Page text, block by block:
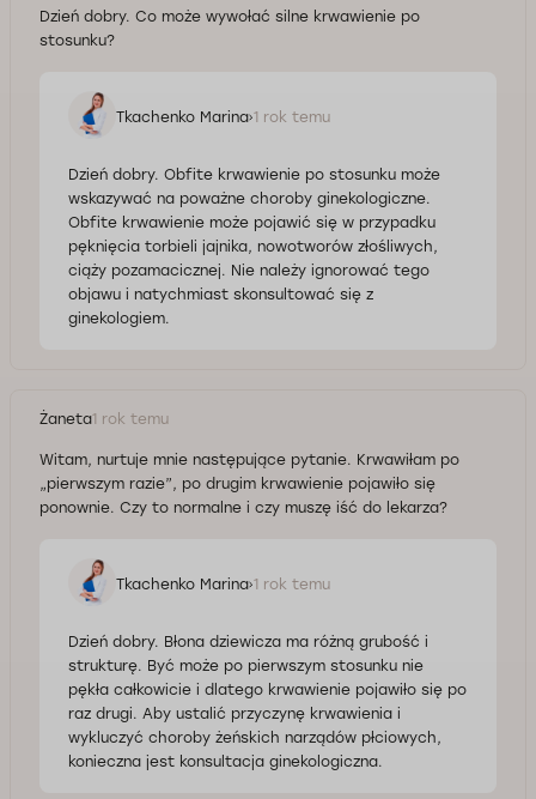
Dzień dobry. Co może wywołać silne krwawienie po
stosunku?
Tkachenko Marina 1 rok temu
Dzień dobry. Obfite krwawienie po stosunku może
wskazywać na poważne choroby ginekologiczne.
Obfite krwawienie może pojawić się w przypadku
pęknięcia torbieli jajnika, nowotworów złośliwych,
ciąży pozamacicznej. Nie należy ignorować tego
objawu i natychmiast skonsultować się z
ginekologiem.
Żaneta1 rok temu
Witam, nurtuje mnie następujące pytanie. Krwawiłam po
„pierwszym razie”, po drugim krwawienie pojawiło się
ponownie. Czy to normalne i czy muszę iść do lekarza?
Tkachenko Marina 1 rok temu
Dzień dobry. Błona dziewicza ma różną grubość i
strukturę. Być może po pierwszym stosunku nie
pękła całkowicie i dlatego krwawienie pojawiło się po
raz drugi. Aby ustalić przyczynę krwawienia i
wykluczyć choroby żeńskich narządów płciowych,
konieczna jest konsultacja ginekologiczna.